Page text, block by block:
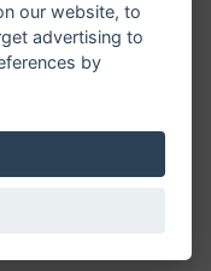
serveru
si právo
uveřejnění.
cookies
our website, to
advertising to
by